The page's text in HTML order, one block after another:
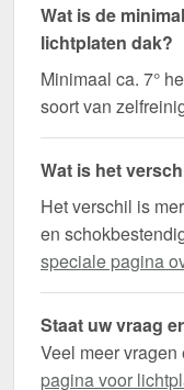
Wat is de
lichtplaten dak?
Minimaal ca. 7°
soort van
Wat is het
Het verschil is
en
speciale pagina
Staat uw vraag
Veel meer
pagina voor